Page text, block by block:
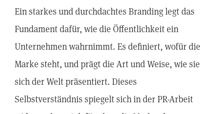
Ein starkes und durchdachtes Branding legt das
Fundament dafür, wie die Öffentlichkeit ein
Unternehmen wahrnimmt. Es definiert, wofür die
Marke steht, und prägt die Art und Weise, wie sie
sich der Welt präsentiert. Dieses
Selbstverständnis spiegelt sich in der PR-Arbeit